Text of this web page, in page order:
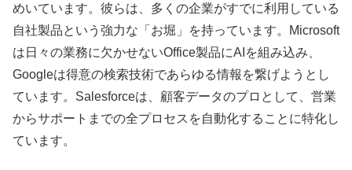
めいています。彼らは、多くの企業がすでに利用している
自社製品という強力な「お堀」を持っています。Microsoft
は日々の業務に欠かせないOffice製品にAIを組み込み、
Googleは得意の検索技術であらゆる情報を繋げようとし
ています。Salesforceは、顧客データのプロとして、営業
からサポートまでの全プロセスを自動化することに特化し
ています。